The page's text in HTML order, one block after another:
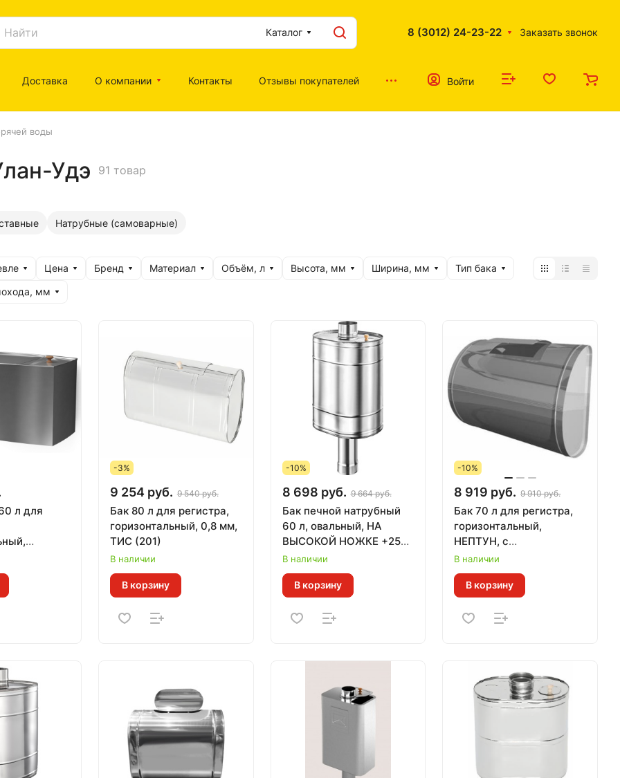
Каталог 8 (3012) 24-23-22 Заказать звонок
Доставка О компании Контакты Отзывы покупателей Войти
воды
Удэ 91 товар
Натрубные (самоварные)
Цена Бренд Материал Объём, л Высота, мм Ширина, мм
Тип бака
мм
л для
-3%
9 254 руб. 9 540 руб.
Бак 80 л для регистра,
горизонтальный, 0,8 мм,
ТИС (201)
В наличии
В корзину
-10%
8 698 руб. 9 664 руб.
Бак печной натрубный
60 л, овальный, НА
ВЫСОКОЙ НОЖКЕ +250
мм, ЕВРО
В наличии
В корзину
-10%
8 919 руб. 9 910 руб.
Бак 70 л для регистра,
горизонтальный,
НЕПТУН, с
АВТОЗАПОЛНЕНИЕМ
В наличии
В корзину